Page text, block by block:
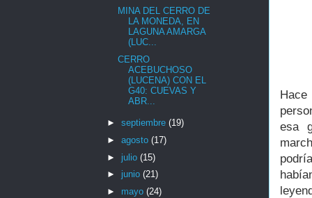
Hace
esa
MINA DEL CERRO DE
LA MONEDA, EN
LAGUNA AMARGA
(LUC...
CERRO
ACEBUCHOSO
(LUCENA) CON EL
G40: CUEVAS Y
ABR...
► septiembre (19)
► agosto (17)
► julio (15)
► junio (21)
► mayo (24)